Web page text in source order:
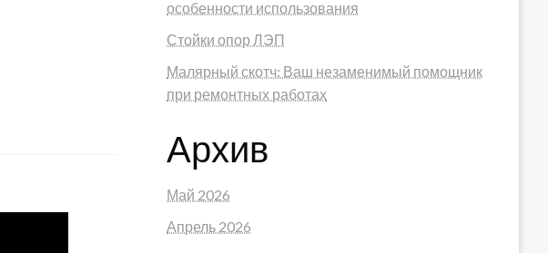
особенности использования
Стойки опор ЛЭП
Малярный скотч: Ваш незаменимый помощник
при ремонтных работах
Архив
Май 2026
Апрель 2026